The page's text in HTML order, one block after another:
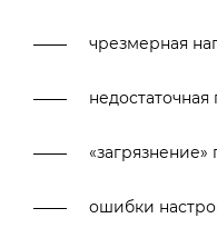
чрезмерная
ошибки